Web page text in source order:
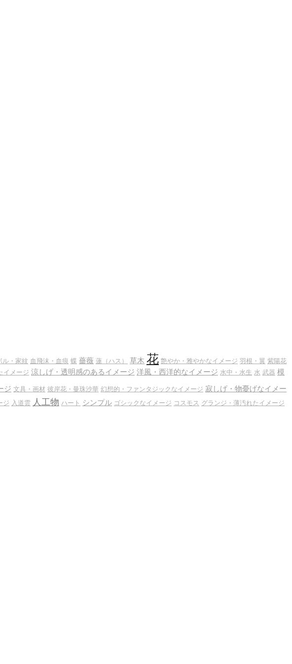
ル・家紋 血飛沫・血痕 蝶 薔薇 蓮（ハス） 草木 花 艶やか・雅やかなイメージ 羽根・翼 紫陽花
イメージ 涼しげ・透明感のあるイメージ 洋風・西洋的なイメージ 水中・水生 水 武器 模
ジ 文具・画材 彼岸花・曼珠沙華 幻想的・ファンタジックなイメージ 寂しげ・物憂げなイメー
ジ 入道雲 人工物 ハート シンプル ゴシックなイメージ コスモス グランジ・薄汚れたイメージ